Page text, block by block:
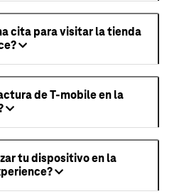
cita para visitar la tienda
de T-mobile en la
tu dispositivo en la